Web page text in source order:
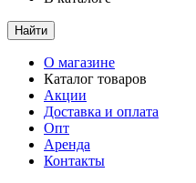
Найти
О магазине
Каталог товаров
Акции
Доставка и оплата
Опт
Аренда
Контакты